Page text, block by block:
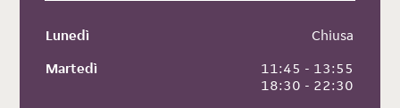
Lunedì
Chiusa
Martedì
11:45 - 13:55
18:30 - 22:30